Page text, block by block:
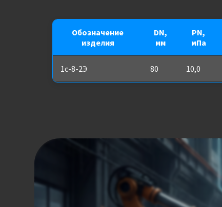
Обозначение
изделия
DN,
мм
PN,
мПа
1с-8-2Э 80 10,0